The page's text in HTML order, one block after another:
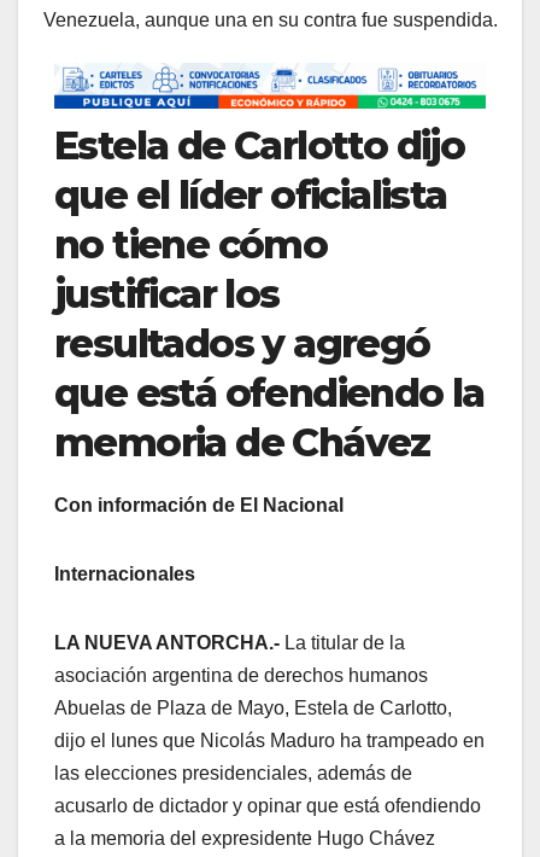
Venezuela, aunque una en su contra fue suspendida.
Estela de Carlotto dijo
que el líder oficialista
no tiene cómo
justificar los
resultados y agregó
que está ofendiendo la
memoria de Chávez
Con información de El Nacional
Internacionales
LA NUEVA ANTORCHA.- La titular de la
asociación argentina de derechos humanos
Abuelas de Plaza de Mayo, Estela de Carlotto,
dijo el lunes que Nicolás Maduro ha trampeado en
las elecciones presidenciales, además de
acusarlo de dictador y opinar que está ofendiendo
a la memoria del expresidente Hugo Chávez